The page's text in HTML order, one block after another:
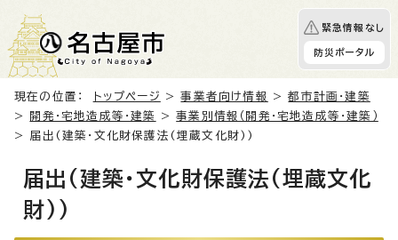
緊急情報なし
防災ポータル
現在の位置： トップページ >事業者向け情報 >都市計画・建築
>
開発・宅地造成等・建築 >事業別情報（開発・宅地造成等・建築）
> 届出(建築・文化財保護法(埋蔵文化財))
届出(建築・文化財保護法(埋蔵文化
財))